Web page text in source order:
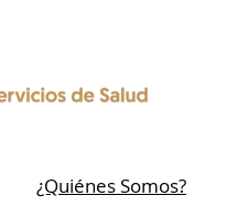
¿Quiénes Somos?